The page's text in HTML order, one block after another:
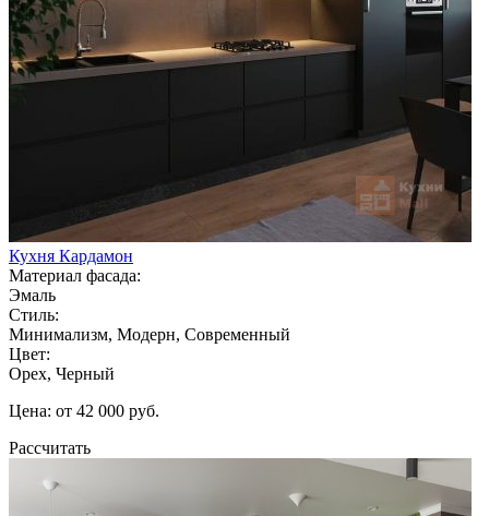
Кухня Кардамон
Материал фасада:
Эмаль
Стиль:
Минимализм, Модерн, Современный
Цвет:
Орех, Черный
Цена: от 42 000 руб.
Рассчитать